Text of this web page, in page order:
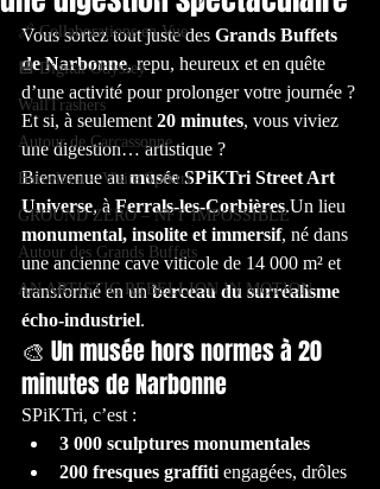
🔗 Collaborations en Vue
💾 Digital Odyssey
WallTrashers
Autour de Carcassonne
Barcelona – Visita Spiktri
GROUND ZERO – NFT IMPOSSIBLE
Autour des Grands Buffets
AN ARTISTIC REBELLION IN MOTION
Vous sortez tout juste des Grands Buffets
de Narbonne, repu, heureux et en quête
d’une activité pour prolonger votre journée ?
Et si, à seulement 20 minutes, vous viviez
une digestion… artistique ?
Bienvenue au musée SPiKTri Street Art
Universe, à Ferrals-les-Corbières.Un lieu
monumental, insolite et immersif, né dans
une ancienne cave viticole de 14 000 m² et
transformé en un berceau du surréalisme
écho-industriel.
🎨 Un musée hors normes à 20
minutes de Narbonne
SPiKTri, c’est :
3 000 sculptures monumentales
200 fresques graffiti engagées, drôles